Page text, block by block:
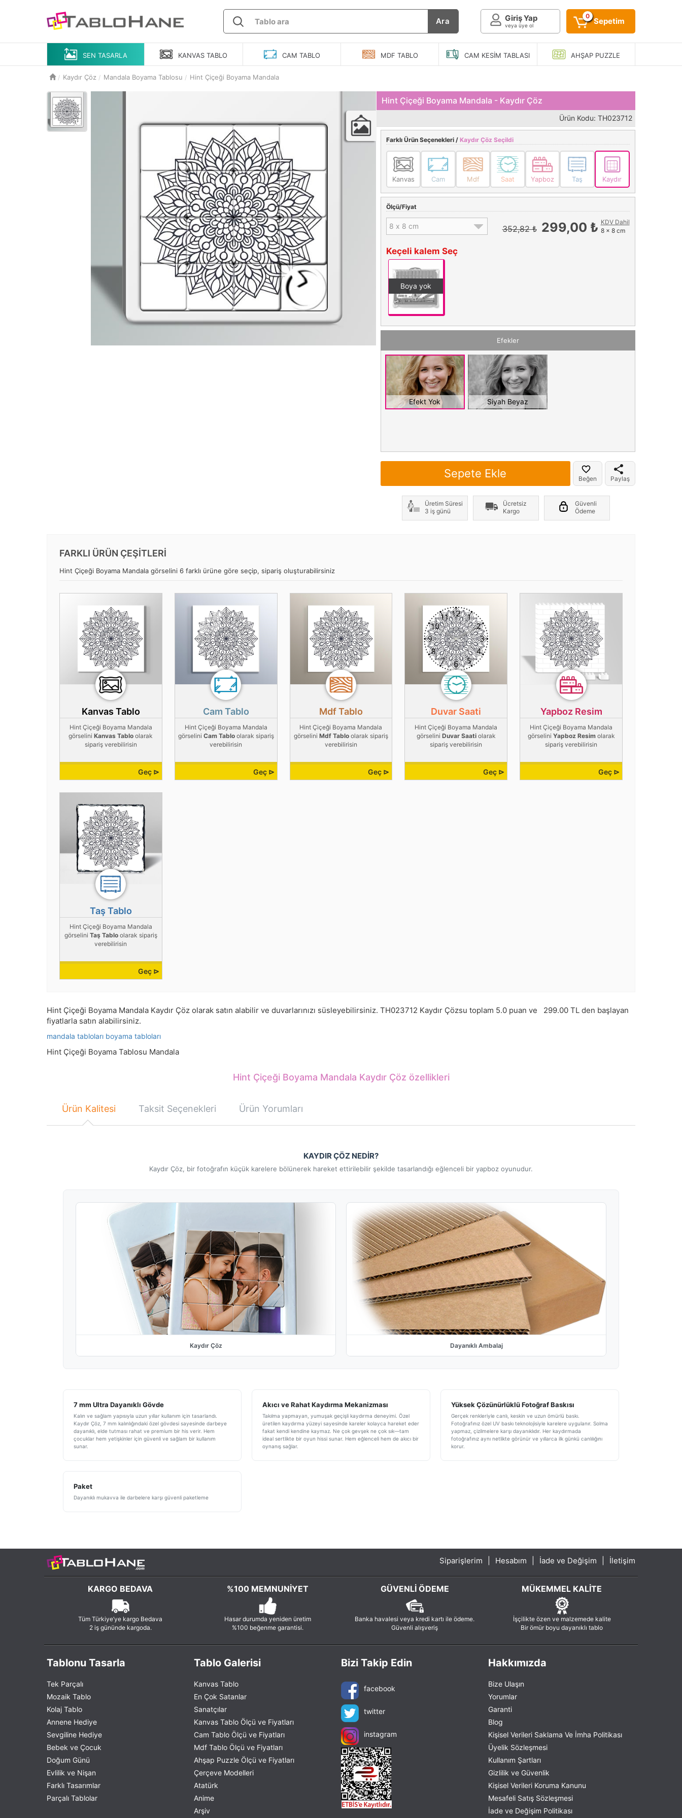
Ara Giriş Yap
veya üye ol
0
Sepetim
SEN TASARLA KANVAS TABLO CAM TABLO MDF TABLO CAM KESIM TABLASI AHŞAPPUZZLE
Kaydır Çöz Mandala Boyama Tablosu Hint Çiçeği Boyama Mandala
Hint Çiçeği Boyama Mandala - Kaydır Çöz
Ürün Kodu: TH023712
Farklı Ürün Seçenekleri / Kaydır Çöz Seçildi
Kanvas Cam Mdf Saat Yapboz Taş Kaydır
Ölçü/Fiyat
8 x 8 cm 352,82 ₺ 299,00 ₺ KDV Dahil
8 x 8 cm
Keçeli kalem Seç
Boya yok
Efekler
Efekt Yok Siyah Beyaz
Sepete Ekle Beğen Paylaş
Üretim Süresi
3 iş günü
Ücretsiz
Kargo
Güvenli
Ödeme
FARKLI ÜRÜN ÇEŞİTLERİ
Hint Çiçeği Boyama Mandala görselini 6 farklı ürüne göre seçip, sipariş oluşturabilirsiniz
Kanvas Tablo
Hint Çiçeği Boyama Mandala
görseliniKanvas Tablo olarak
sipariş verebilirisin
Geç ⊳
Cam Tablo
Hint Çiçeği Boyama Mandala
görselini Cam Tabloolarak sipariş
verebilirisin
Geç ⊳
Mdf Tablo
Hint Çiçeği Boyama Mandala
görselini Mdf Tabloolarak sipariş
verebilirisin
Geç ⊳
Duvar Saati
Hint Çiçeği Boyama Mandala
görselini Duvar Saatiolarak
sipariş verebilirisin
Geç ⊳
Yapboz Resim
Hint Çiçeği Boyama Mandala
görselini Yapboz Resimolarak
sipariş verebilirisin
Geç ⊳
Taş Tablo
Hint Çiçeği Boyama Mandala
görselini Taş Tabloolarak sipariş
verebilirisin
Geç ⊳
Hint Çiçeği Boyama Mandala Kaydır Çöz olarak satın alabilir ve duvarlarınızı süsleyebilirsiniz. TH023712 Kaydır Çözsu toplam 5.0 puan ve 299.00 TL den başlayan
fiyatlarla satın alabilirsiniz.
mandala tabloları boyama tabloları
Hint Çiçeği Boyama Tablosu Mandala
Hint Çiçeği Boyama Mandala Kaydır Çöz özellikleri
Ürün Kalitesi Taksit Seçenekleri Ürün Yorumları
KAYDIR ÇÖZ NEDİR?
Kaydır Çöz, bir fotoğrafın küçük karelere bölünerek hareket ettirilebilir şekilde tasarlandığı eğlenceli bir yapboz oyunudur.
Kaydır Çöz Dayanıklı Ambalaj
7 mm Ultra Dayanıklı Gövde
Kalın ve sağlam yapısıyla uzun yıllar kullanım için tasarlandı.
Kaydır Çöz, 7 mm kalınlığındaki özel gövdesi sayesinde darbeye
dayanıklı, elde tutması rahat ve premium bir his verir. Hem
çocuklar hem yetişkinler için güvenli ve sağlam bir kullanım
sunar.
Akıcı ve Rahat Kaydırma Mekanizması
Takılma yapmayan, yumuşak geçişli kaydırma deneyimi. Özel
üretilen kaydırma yüzeyi sayesinde kareler kolayca hareket eder
fakat kendi kendine kaymaz. Ne çok gevşek ne çok sık—tam
ideal sertlikte bir oyun hissi sunar. Hem eğlenceli hem de akıcı bir
oynanış sağlar.
Yüksek Çözünürlüklü Fotoğraf Baskısı
Gerçek renkleriyle canlı, keskin ve uzun ömürlü baskı.
Fotoğrafınız özel UV baskı teknolojisiyle karelere uygulanır. Solma
yapmaz, çizilmelere karşı dayanıklıdır. Her kaydırmada
fotoğrafınız aynı netlikte görünür ve yıllarca ilk günkü canlılığını
korur.
Paket
Dayanıklı mukavva ile darbelere karşı güvenli paketleme
Siparişlerim Hesabım İade ve Değişim İletişim
KARGO BEDAVA
Tüm Türkiye’ye kargo Bedava
2 iş gününde kargoda.
%100 MEMNUNIYET
Hasar durumda yeniden üretim
%100 beğenme garantisi.
GÜVENLI ÖDEME
Banka havalesi veya kredi kartı ile ödeme.
Güvenli alışveriş
MÜKEMMEL KALITE
İşçilikte özen ve malzemede kalite
Bir ömür boyu dayanıklı tablo
Tablonu Tasarla
Tek Parçalı
Mozaik Tablo
Kolaj Tablo
Annene Hediye
Sevgiline Hediye
Bebek ve Çocuk
Doğum Günü
Evlilik ve Nişan
Farklı Tasarımlar
Parçalı Tablolar
Tablo Galerisi
Kanvas Tablo
En Çok Satanlar
Sanatçılar
Kanvas Tablo Ölçü ve Fiyatları
Cam Tablo Ölçü ve Fiyatları
Mdf Tablo Ölçü ve Fiyatları
Ahşap Puzzle Ölçü ve Fiyatları
Çerçeve Modelleri
Atatürk
Anime
Arşiv
Bizi Takip Edin
facebook
twitter
instagram
Hakkımızda
Bize Ulaşın
Yorumlar
Garanti
Blog
Kişisel Verileri Saklama Ve İmha Politikası
Üyelik Sözleşmesi
Kullanım Şartları
Gizlilik ve Güvenlik
Kişisel Verileri Koruma Kanunu
Mesafeli Satış Sözleşmesi
İade ve Değişim Politikası